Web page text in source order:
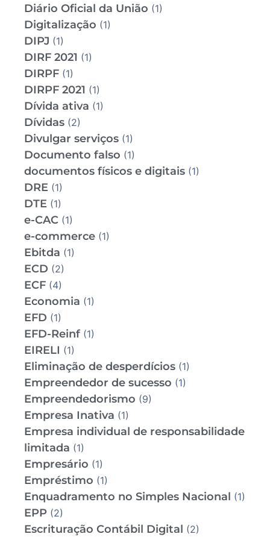
Diário Oficial da União (1)
Digitalização (1)
DIPJ (1)
DIRF 2021 (1)
DIRPF (1)
DIRPF 2021 (1)
Dívida ativa (1)
Dívidas (2)
Divulgar serviços (1)
Documento falso (1)
documentos físicos e digitais (1)
DRE (1)
DTE (1)
e-CAC (1)
e-commerce (1)
Ebitda (1)
ECD (2)
ECF (4)
Economia (1)
EFD (1)
EFD-Reinf (1)
EIRELI (1)
Eliminação de desperdícios (1)
Empreendedor de sucesso (1)
Empreendedorismo (9)
Empresa Inativa (1)
Empresa individual de responsabilidade
limitada (1)
Empresário (1)
Empréstimo (1)
Enquadramento no Simples Nacional (1)
EPP (2)
Escrituração Contábil Digital (2)